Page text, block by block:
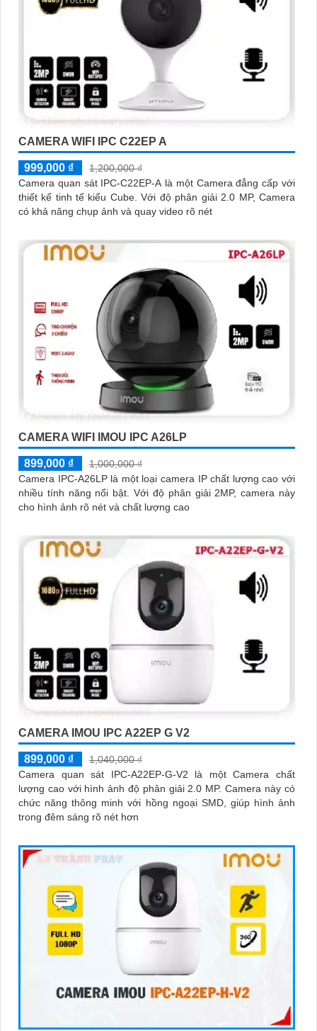
CAMERA WIFI IPC C22EP A
999,000 ₫
1,200,000 ₫
Camera quan sát IPC-C22EP-A là một Camera đẳng cấp với
thiết kế tinh tế kiểu Cube. Với độ phân giải 2.0 MP, Camera
có khả năng chụp ảnh và quay video rõ nét
CAMERA WIFI IMOU IPC A26LP
899,000 ₫
1,000,000 ₫
Camera IPC-A26LP là một loại camera IP chất lượng cao với
nhiều tính năng nổi bật. Với độ phân giải 2MP, camera này
cho hình ảnh rõ nét và chất lượng cao
CAMERA IMOU IPC A22EP G V2
899,000 ₫
1,040,000 ₫
Camera quan sát IPC-A22EP-G-V2 là một Camera chất
lượng cao với hình ảnh độ phân giải 2.0 MP. Camera này có
chức năng thông minh với hồng ngoại SMD, giúp hình ảnh
trong đêm sáng rõ nét hơn